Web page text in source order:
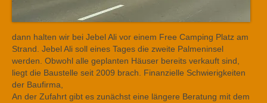
dann halten wir bei Jebel Ali vor einem Free Camping Platz am
Strand. Jebel Ali soll eines Tages die zweite Palmeninsel
werden. Obwohl alle geplanten Häuser bereits verkauft sind,
liegt die Baustelle seit 2009 brach. Finanzielle Schwierigkeiten
der Baufirma,
An der Zufahrt gibt es zunächst eine längere Beratung mit dem